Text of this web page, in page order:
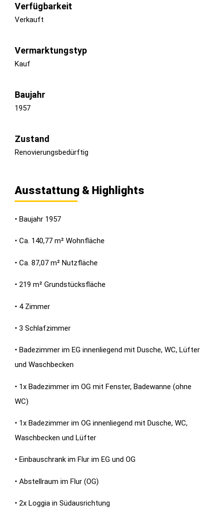
Verfügbarkeit
Verkauft
Vermarktungstyp
Kauf
Baujahr
1957
Zustand
Renovierungsbedürftig
Ausstattung & Highlights
• Baujahr 1957
• Ca. 140,77 m² Wohnfläche
• Ca. 87,07 m² Nutzfläche
• 219 m² Grundstücksfläche
• 4 Zimmer
• 3 Schlafzimmer
• Badezimmer im EG innenliegend mit Dusche, WC, Lüfter
und Waschbecken
• 1x Badezimmer im OG mit Fenster, Badewanne (ohne
WC)
• 1x Badezimmer im OG innenliegend mit Dusche, WC,
Waschbecken und Lüfter
• Einbauschrank im Flur im EG und OG
• Abstellraum im Flur (OG)
• 2x Loggia in Südausrichtung